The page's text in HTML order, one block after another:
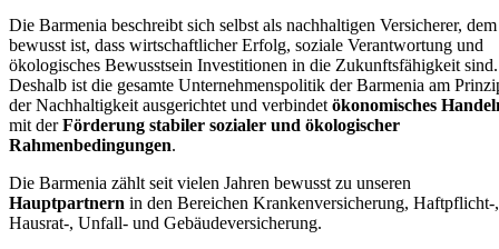
Die Barmenia beschreibt sich selbst als nachhaltigen Versicherer, dem
bewusst ist, dass wirtschaftlicher Erfolg, soziale Verantwortung und
ökologisches Bewusstsein Investitionen in die Zukunftsfähigkeit sind.
Deshalb ist die gesamte Unternehmenspolitik der Barmenia am
der Nachhaltigkeit ausgerichtet und verbindet ökonomisches
mit derFörderung stabiler sozialer und ökologischer
Rahmenbedingungen.
Die Barmenia zählt seit vielen Jahren bewusst zu unseren
Hauptpartnern in den Bereichen Krankenversicherung, Haftpflicht-,
Hausrat-, Unfall- und Gebäudeversicherung.